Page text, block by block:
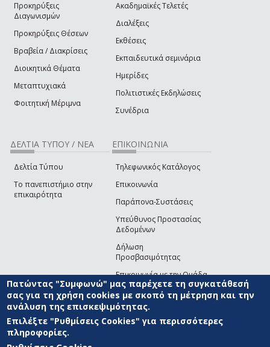
Προκηρύξεις
Διαγωνισμών
Προκηρύξεις Θέσεων
Βραβεία / Διακρίσεις
Διοικητικά Θέματα
Μεταπτυχιακά
Φοιτητική Μέριμνα
Ακαδημαϊκές Τελετές
Διαλέξεις
Εκθέσεις
Εκπαιδευτικά σεμινάρια
Ημερίδες
Πολιτιστικές Εκδηλώσεις
Συνέδρια
ΔΕΛΤΙΑ ΤΥΠΟΥ / ΝΕΑ
Δελτία Τύπου
Το πανεπιστήμιο στην
επικαιρότητα
ΕΠΙΚΟΙΝΩΝΙΑ
Τηλεφωνικός Κατάλογος
Επικοινωνία
Παράπονα-Συστάσεις
Υπεύθυνος Προστασίας
Δεδομένων
Δήλωση
Προσβασιμότητας
Επικοινωνία με την Ομάδα
Ανάπτυξης του site(link sends e-mail)
© ΠΑΝΕΠΙΣΤΗΜΙΟ ΑΙΓΑΙΟΥ ΟΡΟΙ ΧΡΗΣΗΣ
ΑΝΑΠΤΥΞΗΣ
Πατώντας "Συμφωνώ" μας παρέχετε τη συγκατάθεσή
σας για τη χρήση cookies με σκοπό τη μέτρηση και την
ανάλυση της επισκεψιμότητας.
Επιλέξτε "Ρυθμίσεις Cookies" για περισσότερες
πληροφορίες.